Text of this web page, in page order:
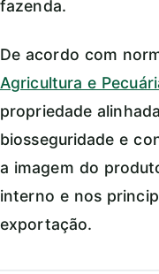
fazenda.
De acordo com
Agricultura e
propriedade
biosseguridade e
a imagem do
interno e nos
exportação.